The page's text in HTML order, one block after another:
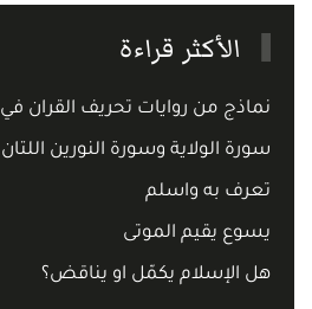
الأكثر قراءة
نماذج من روايات تحريف القران
سورة الولاية وسورة النورين
تعرف به واسلم
يسوع يقيم الموتى
هل الإسلام يكمّل او يناقض؟